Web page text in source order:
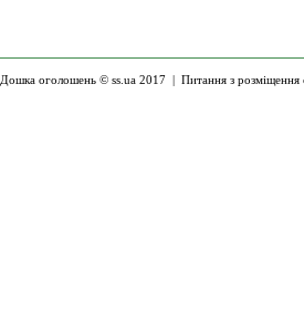
Дошка оголошень © ss.ua 2017 | Питання з